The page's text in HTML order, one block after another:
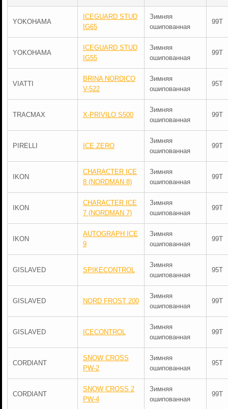
YOKOHAMA
ICEGUARD STUD
IG65
Зимняя
ошипованная
99T
YOKOHAMA
ICEGUARD STUD
IG55
Зимняя
ошипованная
99T
VIATTI
BRINA NORDICO
V-522
Зимняя
ошипованная
95T
TRACMAX X-PRIVILO S500
Зимняя
ошипованная
99T
PIRELLI ICE ZERO
Зимняя
ошипованная
99T
IKON
CHARACTER ICE
8 (NORDMAN 8)
Зимняя
ошипованная
99T
IKON
CHARACTER ICE
7 (NORDMAN 7)
Зимняя
ошипованная
99T
IKON
AUTOGRAPH ICE
9
Зимняя
ошипованная
99T
GISLAVED SPIKECONTROL
Зимняя
ошипованная
95T
GISLAVED NORD FROST 200
Зимняя
ошипованная
99T
GISLAVED ICECONTROL
Зимняя
ошипованная
99T
CORDIANT
SNOW CROSS
PW-2
Зимняя
ошипованная
95T
CORDIANT
SNOW CROSS 2
PW-4
Зимняя
ошипованная
99T